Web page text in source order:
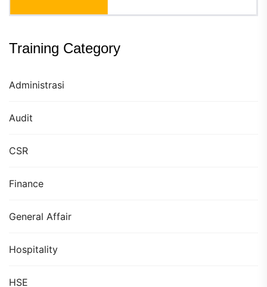
Training Category
Administrasi
Audit
CSR
Finance
General Affair
Hospitality
HSE